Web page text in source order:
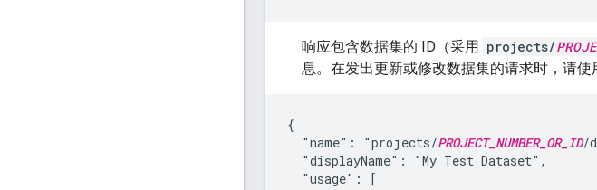
响应包含数据集的 ID（采用 projects/
息。在发出更新或修改数据集的请求时，请使
{
  "name": "projects/
PROJECT_NUMBER_OR_ID/
  "displayName": "My Test Dataset",
  "usage": [